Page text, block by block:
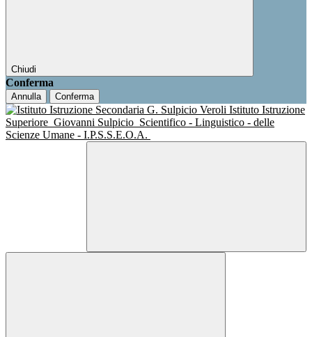
Chiudi
Conferma
Annulla Conferma
Istituto Istruzione
Superiore Giovanni Sulpicio Scientifico - Linguistico - delle
Scienze Umane - I.P.S.S.E.O.A.